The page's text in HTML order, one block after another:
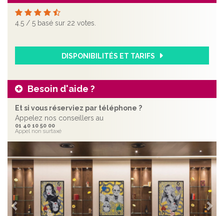
4.5 / 5 basé sur 22 votes.
DISPONIBILITÉS ET TARIFS
Besoin d'aide ?
Et si vous réserviez par téléphone ?
Appelez nos conseillers au
01 40 10 50 00
Appel non surtaxé
Précédent